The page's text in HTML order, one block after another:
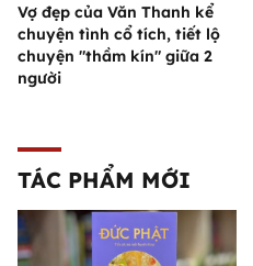
Vợ đẹp của Văn Thanh kể
chuyện tình cổ tích, tiết lộ
chuyện "thầm kín" giữa 2
người
TÁC PHẨM MỚI